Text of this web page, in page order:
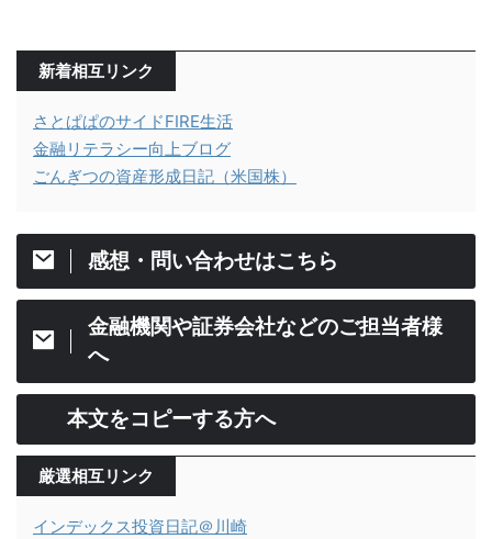
新着相互リンク
さとぱぱのサイドFIRE生活
金融リテラシー向上ブログ
ごんぎつの資産形成日記（米国株）
感想・問い合わせはこちら
金融機関や証券会社などのご担当者様
へ
本文をコピーする方へ
厳選相互リンク
インデックス投資日記＠川崎